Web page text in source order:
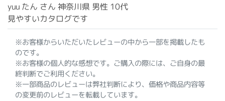
yuu たん さん 神奈川県 男性 10代
見やすいカタログです
※お客様からいただいたレビューの中から一部を掲載したも
のです。
※お客様の個人的な感想です。ご購入の際には、ご自身の最
終判断でご利用ください。
※一部商品のレビューは弊社判断により、価格や商品内容等
の変更前のレビューを転載しています。